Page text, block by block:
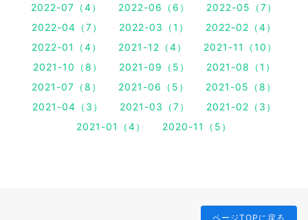
2022-07（4）
2022-06（6）
2022-05（7）
2022-04（7）
2022-03（1）
2022-02（4）
2022-01（4）
2021-12（4）
2021-11（10）
2021-10（8）
2021-09（5）
2021-08（1）
2021-07（8）
2021-06（5）
2021-05（8）
2021-04（3）
2021-03（7）
2021-02（3）
2021-01（4）
2020-11（5）
ページTOPに戻る